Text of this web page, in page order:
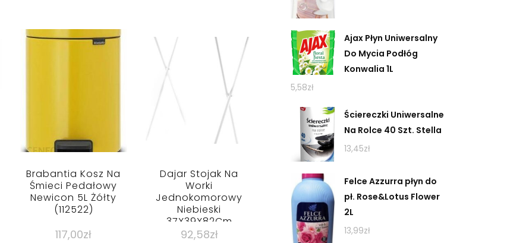
Brabantia Kosz Na
Śmieci Pedałowy
Newicon 5L Żółty
(112522)
117,00zł
Dajar Stojak Na
Worki
Jednokomorowy
Niebieski
37X39X82Cm
92,58zł
Ajax Płyn Uniwersalny
Do Mycia Podłóg
Konwalia 1L
5,58zł
Ściereczki Uniwersalne
Na Rolce 40 Szt. Stella
13,45zł
Felce Azzurra płyn do
pł. Rose&Lotus Flower
2L
13,99zł